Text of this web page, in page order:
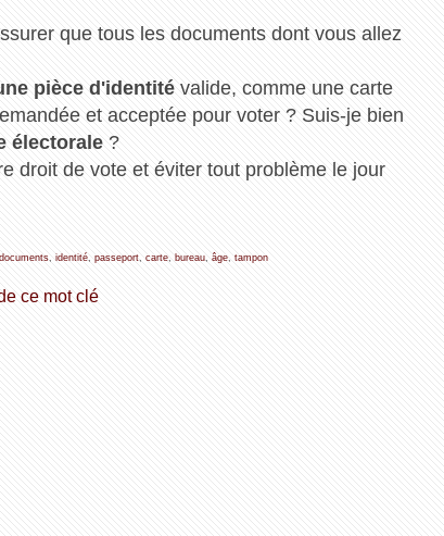
que tous les documents dont vous allez
pièce d'identité valide, comme une carte
et acceptée pour voter ? Suis-je bien
électorale?
droit de vote et éviter tout problème le jour
documents, identité, passeport, carte, bureau, âge, tampon
ce mot clé